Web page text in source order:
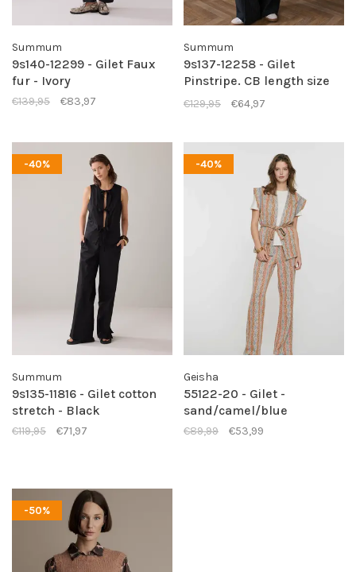
Summum
9s140-12299 - Gilet Faux
fur - Ivory
€139,95 €83,97
Summum
9s137-12258 - Gilet
Pinstripe. CB length size
38 is ca 59cm -
€129,95 €64,97
-40%
Summum
9s135-11816 - Gilet cotton
stretch - Black
€119,95 €71,97
-40%
Geisha
55122-20 - Gilet -
sand/camel/blue
€89,99 €53,99
-50%